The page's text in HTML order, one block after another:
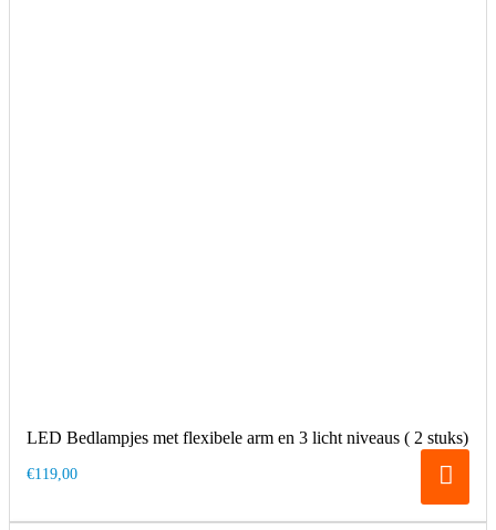
LED Bedlampjes met flexibele arm en 3 licht niveaus ( 2 stuks)
€119,00